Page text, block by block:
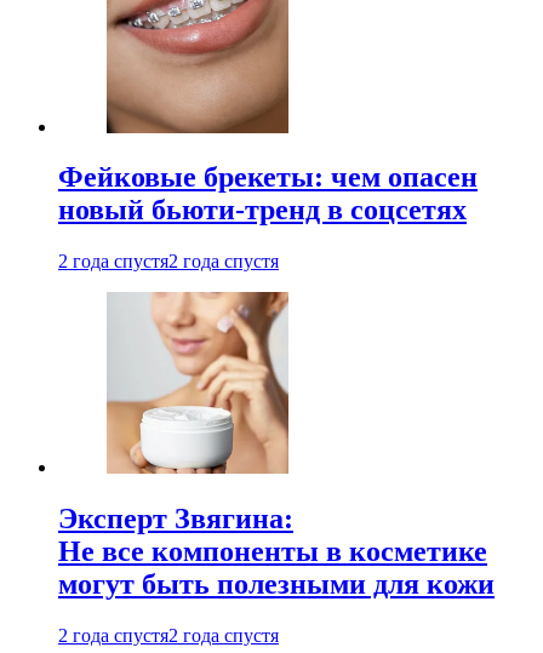
Фейковые брекеты: чем опасен
новый бьюти-тренд в соцсетях
2 года спустя2 года спустя
Эксперт Звягина:
Не все компоненты в косметике
могут быть полезными для кожи
2 года спустя2 года спустя